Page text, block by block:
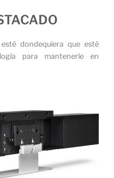
dondequiera que esté
para mantenerle en